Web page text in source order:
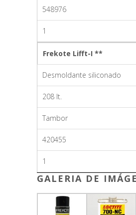
548976
1
Frekote Lifft-I **
Desmoldante siliconado
208 lt.
Tambor
420455
1
GALERIA DE